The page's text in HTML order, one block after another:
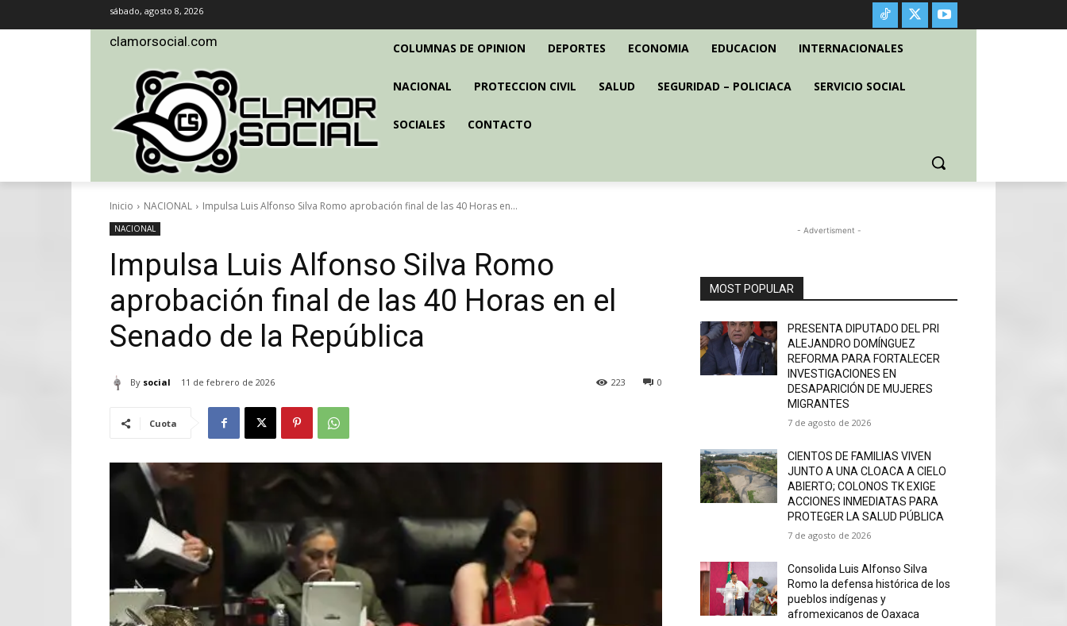
sábado, agosto 8, 2026
clamorsocial.com COLUMNAS DE OPINION DEPORTES ECONOMIA EDUCACION INTERNACIONALES
NACIONAL PROTECCION CIVIL SALUD SEGURIDAD – POLICIACA SERVICIO SOCIAL
SOCIALES CONTACTO
Inicio NACIONAL Impulsa Luis Alfonso Silva Romo aprobación final de las 40 Horas en...
NACIONAL
Impulsa Luis Alfonso Silva Romo
aprobación final de las 40 Horas en el
Senado de la República
By social 11 de febrero de 2026 0
223
Cuota
- Advertisment -
MOST POPULAR
PRESENTA DIPUTADO DEL PRI
ALEJANDRO DOMÍNGUEZ
REFORMA PARA FORTALECER
INVESTIGACIONES EN
DESAPARICIÓN DE MUJERES
MIGRANTES
7 de agosto de 2026
CIENTOS DE FAMILIAS VIVEN
JUNTO A UNA CLOACA A CIELO
ABIERTO; COLONOS TK EXIGE
ACCIONES INMEDIATAS PARA
PROTEGER LA SALUD PÚBLICA
7 de agosto de 2026
Consolida Luis Alfonso Silva
Romo la defensa histórica de los
pueblos indígenas y
afromexicanos de Oaxaca